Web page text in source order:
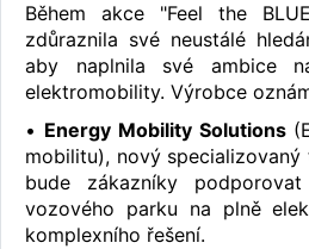
Během akce "Feel the
zdůraznila své neustálé
aby naplnila své ambice
elektromobility. Výrobce
• Energy Mobility Solutions
mobilitu), nový specializovaný
bude zákazníky
vozového parku na plně
komplexního řešení.